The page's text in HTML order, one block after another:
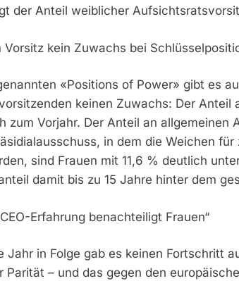
der Anteil weiblicher
Vorsitz kein Zuwachs bei
«Positions of Power» gibt es
keinen Zuwachs: Der
zum Vorjahr. Der Anteil an
in dem die Weichen
sind Frauen mit 11,6 % deutlich
damit bis zu 15 Jahre hinter dem
Erfahrung benachteiligt Frauen“
Jahr in Folge gab es keinen Fortschritt
Parität – und das gegen den